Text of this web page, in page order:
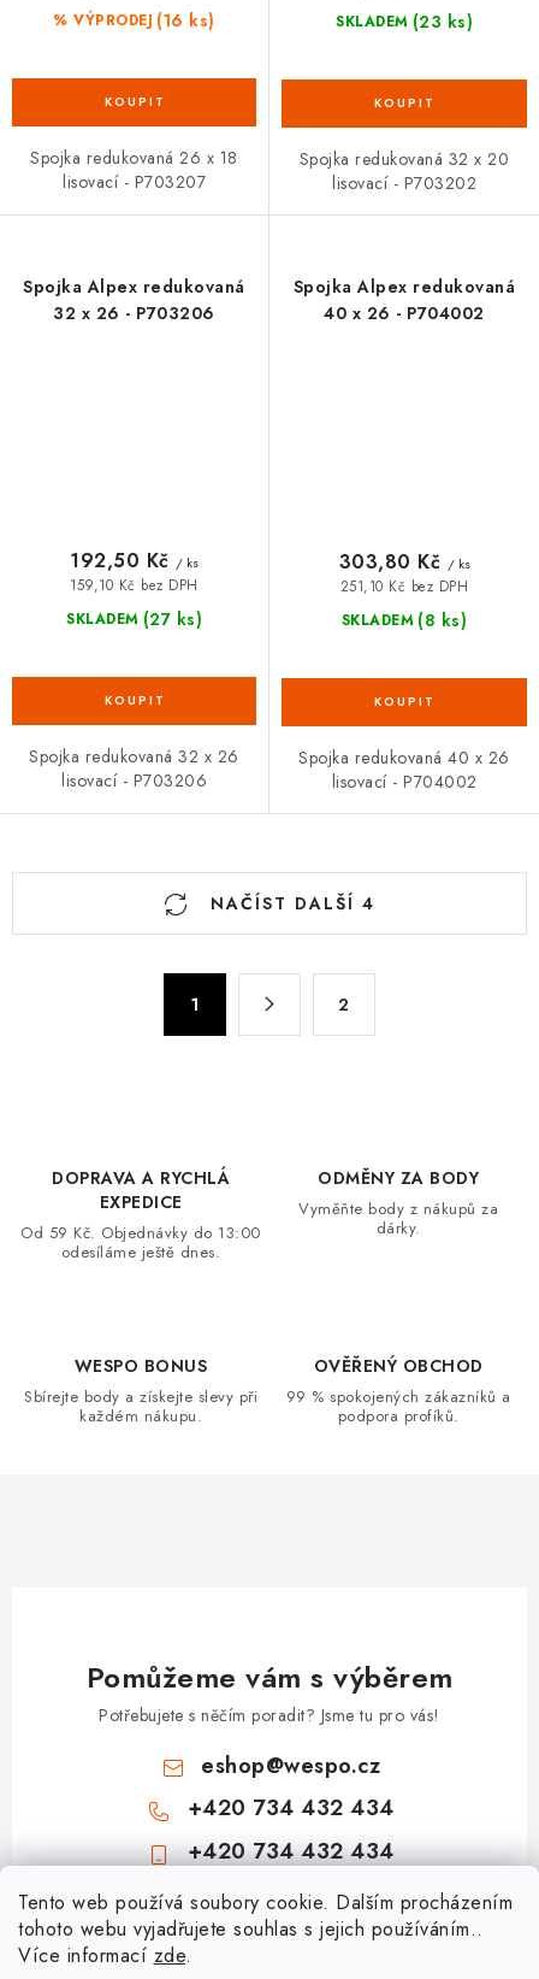
Tento web používá soubory cookie. Dalším procházením
tohoto webu vyjadřujete souhlas s jejich používáním..
Více informací zde.
% VÝPRODEJ (16 ks)
Spojka redukovaná 26 x 18
lisovací - P703207
SKLADEM (23 ks)
Spojka redukovaná 32 x 20
lisovací - P703202
Spojka Alpex redukovaná
32 x 26 - P703206
SKLADEM (27 ks)
159,10 Kč bez DPH
192,50 Kč / ks
Spojka redukovaná 32 x 26
lisovací - P703206
Spojka Alpex redukovaná
40 x 26 - P704002
SKLADEM (8 ks)
251,10 Kč bez DPH
303,80 Kč / ks
Spojka redukovaná 40 x 26
lisovací - P704002
O
k
NAČÍST DALŠÍ 4
n
1 2
DOPRAVA A RYCHLÁ
EXPEDICE
Od 59 Kč. Objednávky do 13:00
odesíláme ještě dnes.
ODMĚNY ZA BODY
Vyměňte body z nákupů za
dárky.
WESPO BONUS
Sbírejte body a získejte slevy při
každém nákupu.
OVĚŘENÝ OBCHOD
99 % spokojených zákazníků a
podpora profíků.
Pomůžeme vám s výběrem
Potřebujete s něčím poradit? Jsme tu pro vás!
eshop@wespo.cz
+420 734 432 434
+420 734 432 434
Informace pro vás